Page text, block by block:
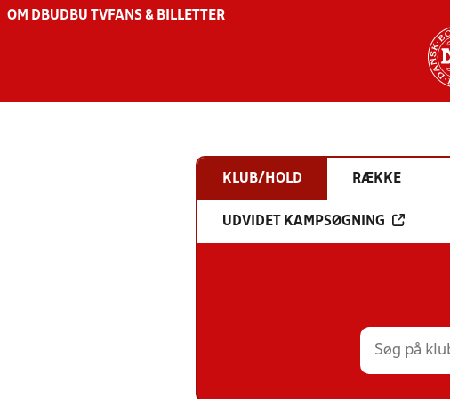
OM DBU DBU TV FANS & BILLETTER
KLUB/HOLD RÆKKE
UDVIDET KAMPSØGNING